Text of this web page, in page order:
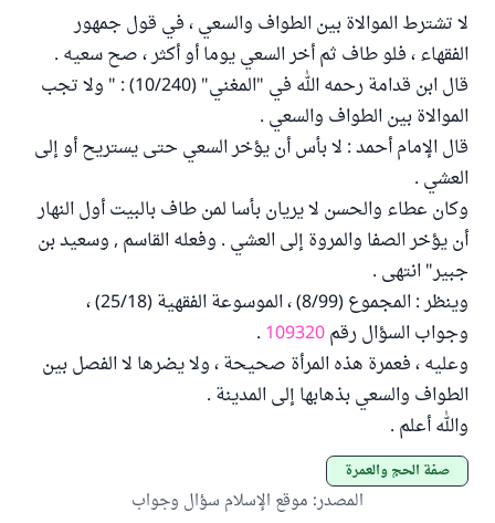
لا تشترط الموالاة بين الطواف والسعي ، في قول جمهور
الفقهاء ، فلو طاف ثم أخر السعي يوما أو أكثر ، صح سعيه .
قال ابن قدامة رحمه الله في "المغني" (10/240) : " ولا تجب
الموالاة بين الطواف والسعي .
قال الإمام أحمد : لا بأس أن يؤخر السعي حتى يستريح أو إلى
العشي .
وكان عطاء والحسن لا يريان بأسا لمن طاف بالبيت أول النهار
أن يؤخر الصفا والمروة إلى العشي . وفعله القاسم , وسعيد بن
جبير" انتهى .
وينظر : المجموع (8/99) ، الموسوعة الفقهية (25/18) ،
وجواب السؤال رقم109320
.
وعليه ، فعمرة هذه المرأة صحيحة ، ولا يضرها لا الفصل بين
الطواف والسعي بذهابها إلى المدينة .
والله أعلم .
صفة الحج والعمرة
المصدر: موقع الإسلام سؤال وجواب